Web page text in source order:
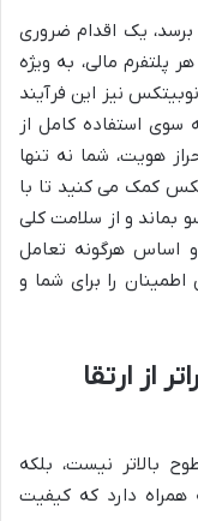
یک اقدام ضروری
پلتفرم مالی، به ویژه
نیز این فرآیند
استفاده کامل از
هویت، شما نه تنها
کمک می کنید تا با
بماند و از سلامت کلی
و اساس هرگونه تعامل
را برای شما و
از ارتقا
بالاتر نیست، بلکه
همراه دارد که کیفیت